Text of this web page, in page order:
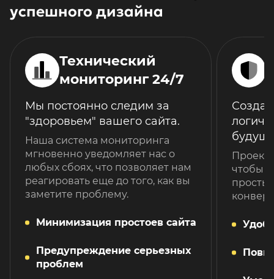
успешного дизайна
Технический
мониторинг 24/7
Мы постоянно следим за
"здоровьем" вашего сайта.
Наша система мониторинга
мгновенно уведомляет нас о
любых сбоях, что позволяет нам
реагировать еще до того, как вы
заметите проблему.
Минимизация простоев сайта
Предупреждение серьезных
проблем
чтобы